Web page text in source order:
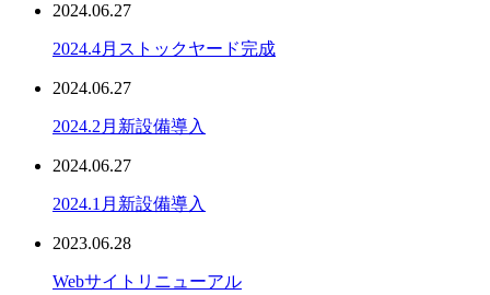
2024.06.27
2024.4月ストックヤード完成
2024.06.27
2024.2月新設備導入
2024.06.27
2024.1月新設備導入
2023.06.28
Webサイトリニューアル